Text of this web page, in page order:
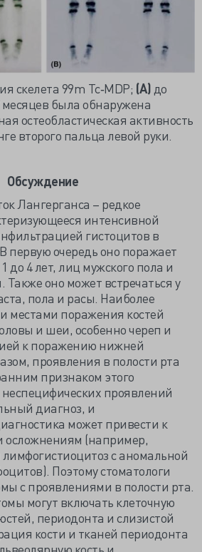
скелета 99m Tc‐MDP; (А) до
месяцев была обнаружена
остеобластическая активность
второго пальца левой руки.
Обсуждение
Лангерганса – редкое
интенсивной
гистоцитов в
первую очередь оно поражает
до 4 лет, лиц мужского пола и
оно может встречаться у
пола и расы. Наиболее
местами поражения костей
и шеи, особенно череп и
к поражению нижней
проявления в полости рта
признаком этого
проявлений
диагноз, и
может привести к
(например,
с аномальной
Поэтому стоматологи
с проявлениями в полости рта.
могут включать клеточную
периодонта и слизистой
кости и тканей периодонта